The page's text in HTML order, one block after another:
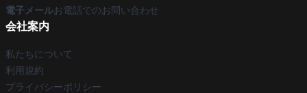
電子メールお電話でのお問い合わせ
会社案内
私たちについて
利用規約
プライバシーポリシー